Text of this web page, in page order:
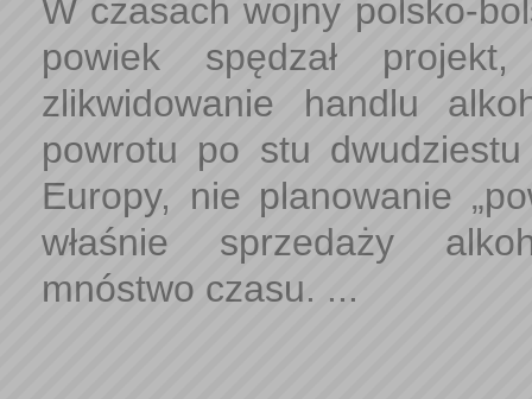
W czasach wojny polsko-
powiek spędzał
zlikwidowanie handlu
powrotu po stu
Europy, nie planowanie
właśnie sprzedaży
mnóstwo czasu. ...